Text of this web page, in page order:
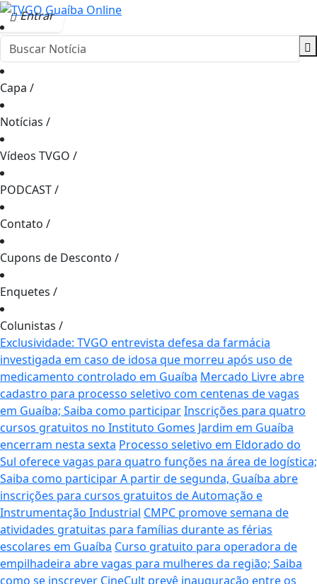
Entrar
Capa /
Notícias /
Vídeos TVGO /
PODCAST/
Contato /
Cupons de Desconto /
Enquetes /
Colunistas /
Exclusividade: TVGO entrevista defesa da farmácia
investigada em caso de idosa que morreu após uso de
medicamento controlado em Guaíba Mercado Livre abre
cadastro para processo seletivo com centenas de vagas
em Guaíba; Saiba como participarInscrições para quatro
cursos gratuitos no Instituto Gomes Jardim em Guaíba
encerram nesta sexta Processo seletivo em Eldorado do
Sul oferece vagas para quatro funções na área de logística;
Saiba como participarA partir de segunda, Guaíba abre
inscrições para cursos gratuitos de Automação e
Instrumentação Industrial CMPC promove semana de
atividades gratuitas para famílias durante as férias
escolares em Guaíba Curso gratuito para operadora de
empilhadeira abre vagas para mulheres da região; Saiba
como se inscrever CineCult prevê inauguração entre os